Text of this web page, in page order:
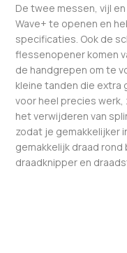
De twee messen, vijl
Wave+ te openen en
specificaties. Ook de
flessenopener komen
de handgrepen om te
kleine tanden die extra
voor heel precies
het verwijderen van
zodat je gemakkelijker
gemakkelijk draad
draadknipper en